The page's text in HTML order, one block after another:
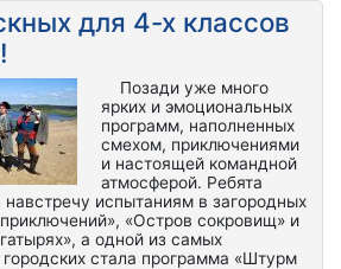
для 4-х классов
Позади уже много
ярких и эмоциональных
программ, наполненных
смехом, приключениями
и настоящей командной
атмосферой. Ребята
навстречу испытаниям в загородных
«Остров сокровищ» и
а одной из самых
городских стала программа «Штурм